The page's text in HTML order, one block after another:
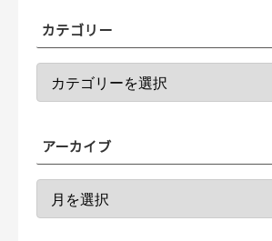
カテゴリー
アーカイブ